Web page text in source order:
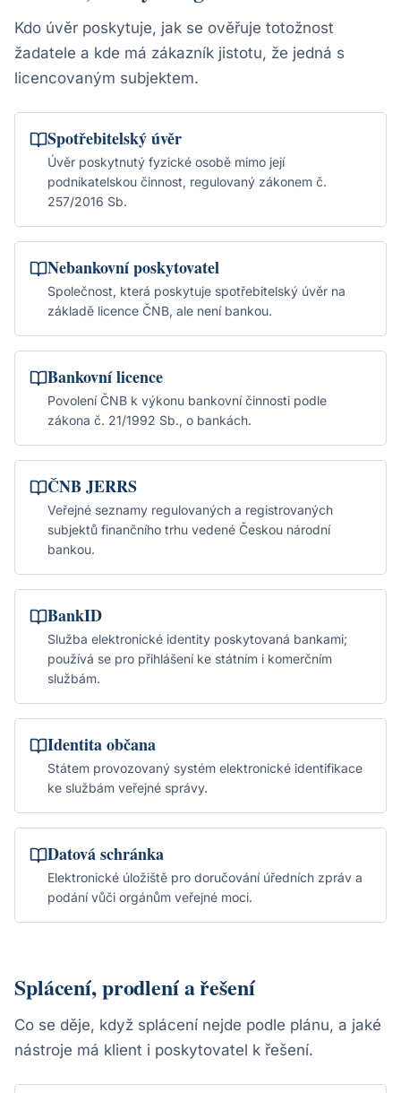
Kdo úvěr poskytuje, jak se ověřuje totožnost
žadatele a kde má zákazník jistotu, že jedná s
licencovaným subjektem.
Spotřebitelský úvěr
Úvěr poskytnutý fyzické osobě mimo její
podnikatelskou činnost, regulovaný zákonem č.
257/2016 Sb.
Nebankovní poskytovatel
Společnost, která poskytuje spotřebitelský úvěr na
základě licence ČNB, ale není bankou.
Bankovní licence
Povolení ČNB k výkonu bankovní činnosti podle
zákona č. 21/1992 Sb., o bankách.
ČNB JERRS
Veřejné seznamy regulovaných a registrovaných
subjektů finančního trhu vedené Českou národní
bankou.
BankID
Služba elektronické identity poskytovaná bankami;
používá se pro přihlášení ke státním i komerčním
službám.
Identita občana
Státem provozovaný systém elektronické identifikace
ke službám veřejné správy.
Datová schránka
Elektronické úložiště pro doručování úředních zpráv a
podání vůči orgánům veřejné moci.
Splácení, prodlení a řešení
Co se děje, když splácení nejde podle plánu, a jaké
nástroje má klient i poskytovatel k řešení.